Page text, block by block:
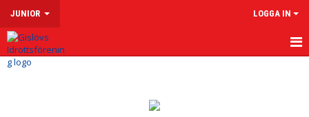
JUNIOR LOGGA IN
HEM